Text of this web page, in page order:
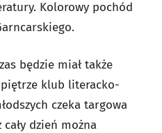
Kolorowy pochód
będzie miał także
klub literacko-
czeka targowa
dzień można